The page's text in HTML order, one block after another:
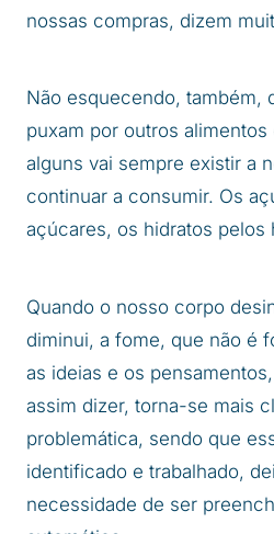
nossas compras, dizem
Não esquecendo, também,
puxam por outros
alguns vai sempre existir a
continuar a consumir. Os
açúcares, os hidratos pelos
Quando o nosso corpo
diminui, a fome, que não é
as ideias e os
assim dizer, torna-se mais
problemática, sendo que
identificado e trabalhado,
necessidade de ser